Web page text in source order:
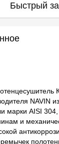
Быстрый
NAVIN
марки AISI 304,
и